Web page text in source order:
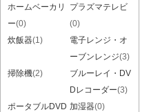
ホームベーカリ
ー(0)
プラズマテレビ
(0)
炊飯器(1)
電子レンジ・オ
ーブンレンジ(3)
掃除機(2)
ブルーレイ・DV
Dレコーダー(3)
ポータブルDVD 加湿器(0)